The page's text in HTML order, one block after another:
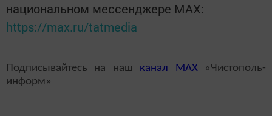
национальном мессенджере MАХ:
https://max.ru/tatmedia
Подписывайтесь на наш канал MAX«Чистополь-
информ»